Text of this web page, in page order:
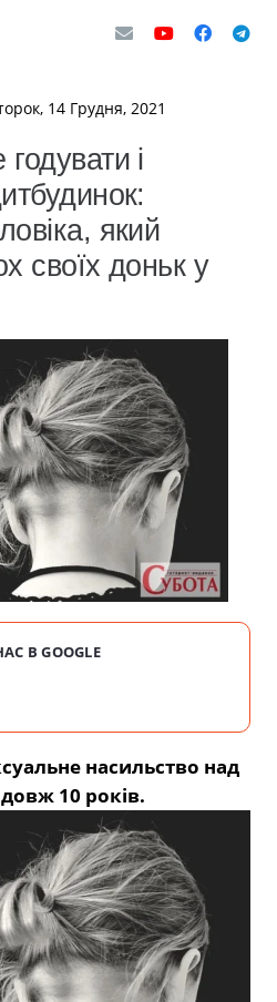
14 Грудня, 2021
і
який
своїх доньк у
В GOOGLE
насильство над
10 років.